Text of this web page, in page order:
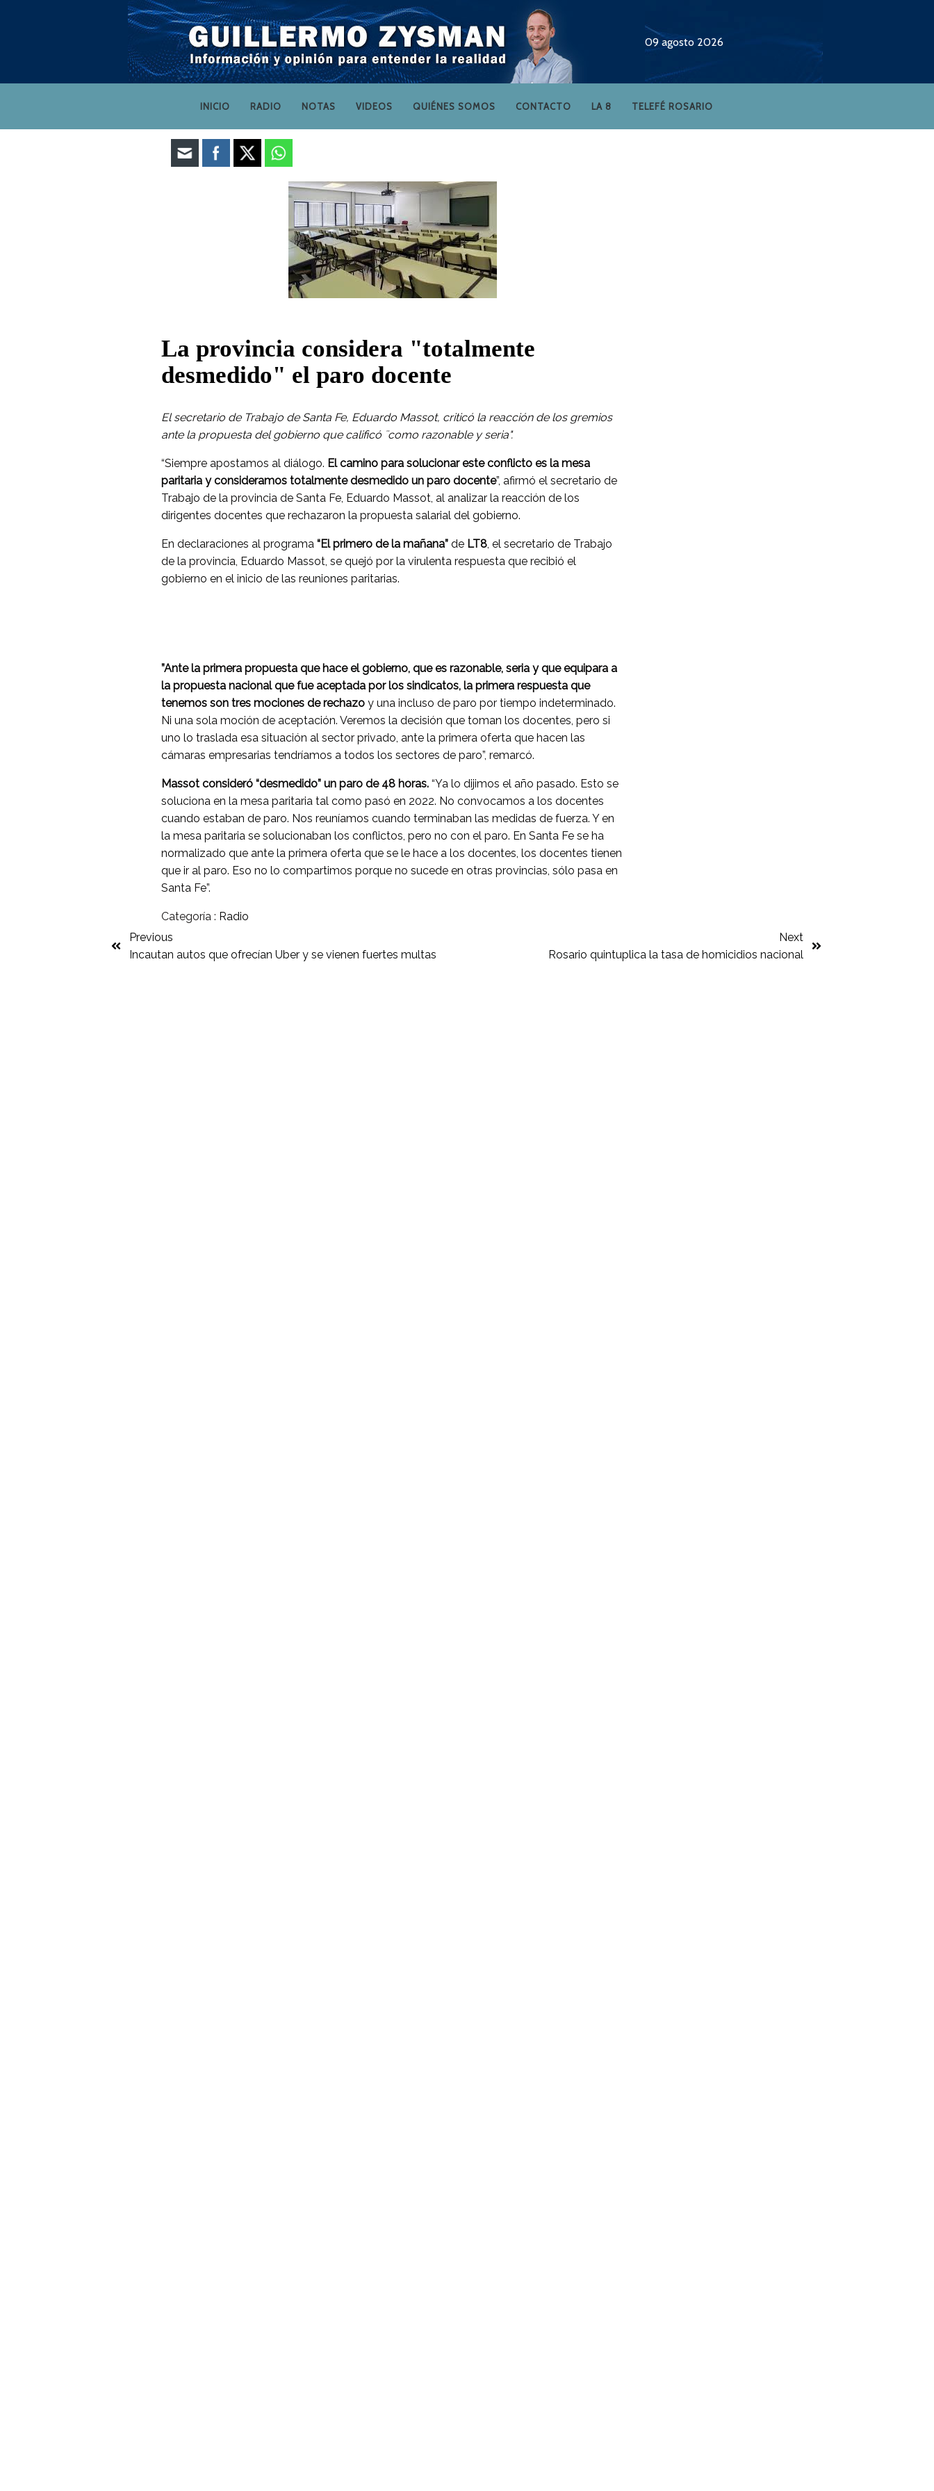
09 agosto 2026
INICIO RADIO NOTAS VIDEOS QUIÉNES SOMOS CONTACTO LA 8 TELEFÉ ROSARIO
La provincia considera "totalmente
desmedido" el paro docente
El secretario de Trabajo de Santa Fe, Eduardo Massot, criticó la reacción de los gremios
ante la propuesta del gobierno que calificó ¨como razonable y seria".
“Siempre apostamos al diálogo. El camino para solucionar este conflicto es la mesa
paritaria y consideramos totalmente desmedido un paro docente”, afirmó el secretario de
Trabajo de la provincia de Santa Fe, Eduardo Massot, al analizar la reacción de los
dirigentes docentes que rechazaron la propuesta salarial del gobierno.
En declaraciones al programa “El primero de la mañana” de LT8, el secretario de Trabajo
de la provincia, Eduardo Massot, se quejó por la virulenta respuesta que recibió el
gobierno en el inicio de las reuniones paritarias.
”Ante la primera propuesta que hace el gobierno, que es razonable, seria y que equipara a
la propuesta nacional que fue aceptada por los sindicatos, la primera respuesta que
tenemos son tres mociones de rechazo y una incluso de paro por tiempo indeterminado.
Ni una sola moción de aceptación. Veremos la decisión que toman los docentes, pero si
uno lo traslada esa situación al sector privado, ante la primera oferta que hacen las
cámaras empresarias tendríamos a todos los sectores de paro”, remarcó.
Massot consideró “desmedido” un paro de 48 horas. “Ya lo dijimos el año pasado. Esto se
soluciona en la mesa paritaria tal como pasó en 2022. No convocamos a los docentes
cuando estaban de paro. Nos reuníamos cuando terminaban las medidas de fuerza. Y en
la mesa paritaria se solucionaban los conflictos, pero no con el paro. En Santa Fe se ha
normalizado que ante la primera oferta que se le hace a los docentes, los docentes tienen
que ir al paro. Eso no lo compartimos porque no sucede en otras provincias, sólo pasa en
Santa Fe”.
Categoría : Radio
Previous
Incautan autos que ofrecían Uber y se vienen fuertes multas
Next
Rosario quintuplica la tasa de homicidios nacional